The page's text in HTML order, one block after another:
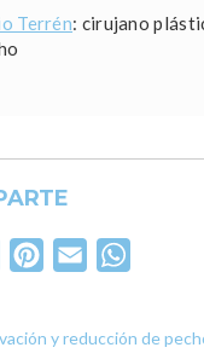
Terrén: cirujano
LinkedInPinterest
Email
y reducción de